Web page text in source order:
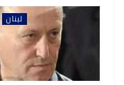
لبنان